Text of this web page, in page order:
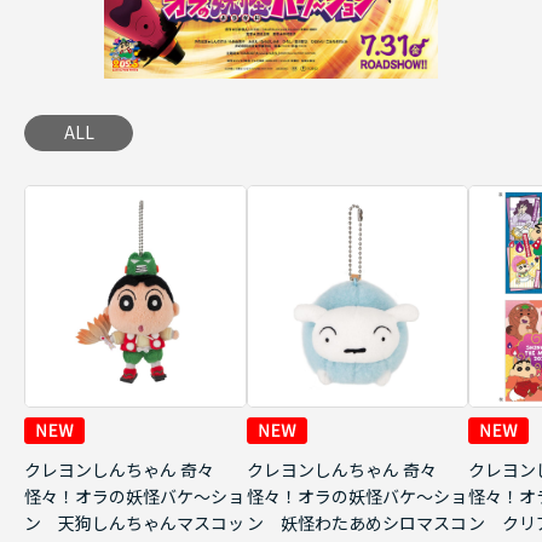
ALL
クレヨンしんちゃん 奇々
怪々！オラの妖怪バケ～ショ
ン 天狗しんちゃんマスコッ
クレヨンしんちゃん 奇々
怪々！オラの妖怪バケ～ショ
ン 妖怪わたあめシロマスコ
クレヨン
怪々！オ
ン クリ